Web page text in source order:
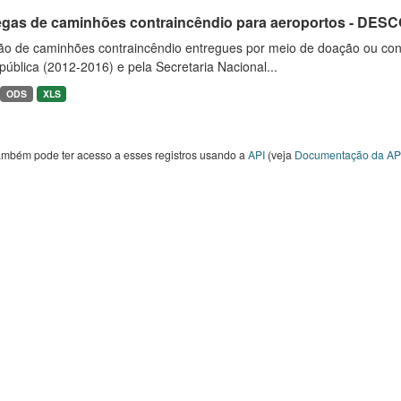
de caminhões contraincêndio para aeroportos -
de caminhões contraincêndio entregues por meio de doação ou
(2012-2016) e pela Secretaria Nacional...
ODS XLS
pode ter acesso a esses registros usando a API(veja Documentação da